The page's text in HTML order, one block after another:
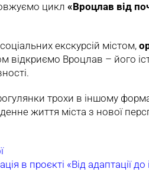
цикл «Вроцлав від
екскурсій містом,
відкриємо Вроцлав – його
трохи в іншому
життя міста з нової
в проєкті «Від адаптації до